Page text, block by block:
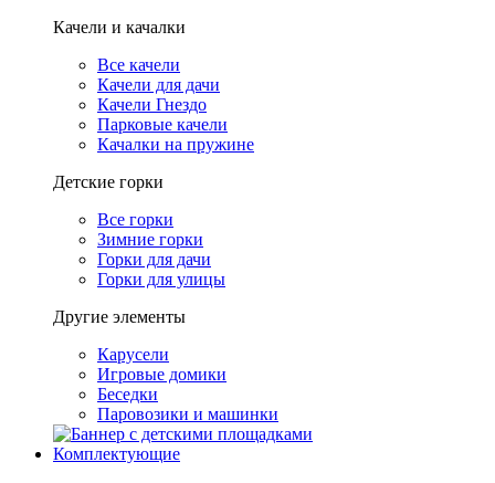
Качели и качалки
Все качели
Качели для дачи
Качели Гнездо
Парковые качели
Качалки на пружине
Детские горки
Все горки
Зимние горки
Горки для дачи
Горки для улицы
Другие элементы
Карусели
Игровые домики
Беседки
Паровозики и машинки
Комплектующие